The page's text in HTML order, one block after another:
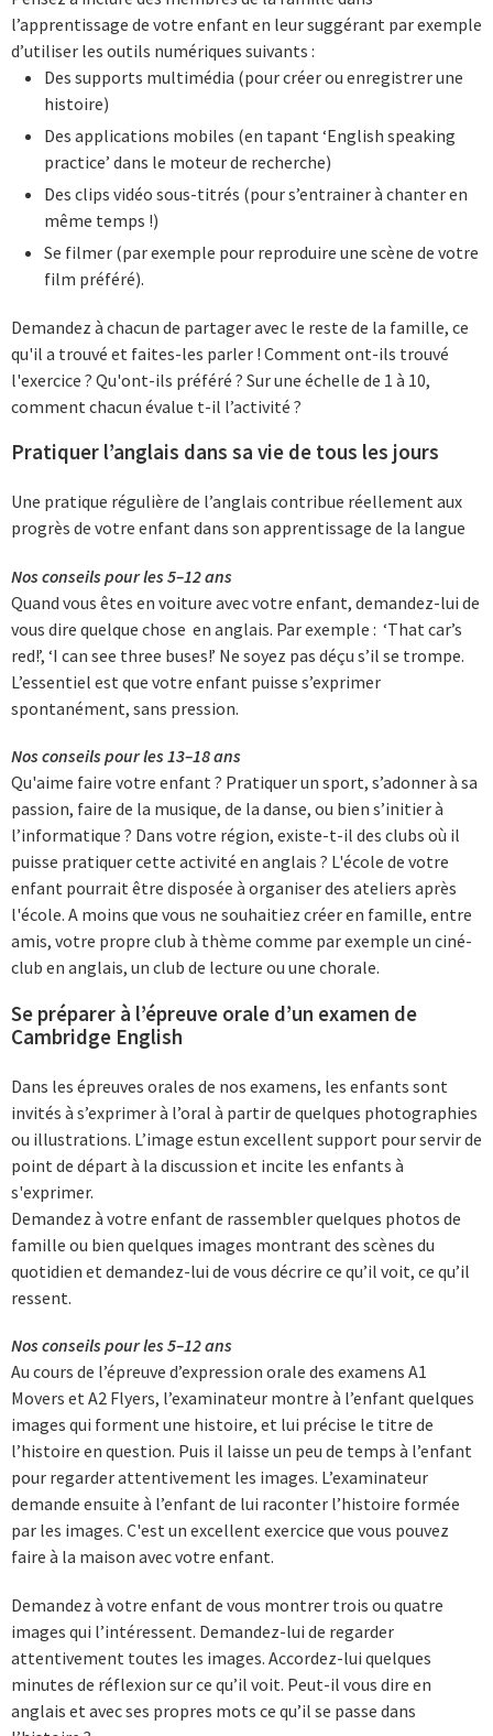
l’apprentissage de votre enfant en leur suggérant par exemple
d’utiliser les outils numériques suivants :
Des supports multimédia (pour créer ou enregistrer une
histoire)
Des applications mobiles (en tapant ‘English speaking
practice’ dans le moteur de recherche)
Des clips vidéo sous-titrés (pour s’entrainer à chanter en
même temps !)
Se filmer (par exemple pour reproduire une scène de votre
film préféré).
Demandez à chacun de partager avec le reste de la famille, ce
qu'il a trouvé et faites-les parler ! Comment ont-ils trouvé
l'exercice ? Qu'ont-ils préféré ? Sur une échelle de 1 à 10,
comment chacun évalue t-il l’activité ?
Pratiquer l’anglais dans sa vie de tous les jours
Une pratique régulière de l’anglais contribue réellement aux
progrès de votre enfant dans son apprentissage de la langue
Nos conseils pour les 5–12 ans
Quand vous êtes en voiture avec votre enfant, demandez-lui de
vous dire quelque chose en anglais. Par exemple : ‘That car’s
red!’, ‘I can see three buses!’ Ne soyez pas déçu s’il se trompe.
L’essentiel est que votre enfant puisse s’exprimer
spontanément, sans pression.
Nos conseils pour les 13–18 ans
Qu'aime faire votre enfant ? Pratiquer un sport, s’adonner à sa
passion, faire de la musique, de la danse, ou bien s’initier à
l’informatique ? Dans votre région, existe-t-il des clubs où il
puisse pratiquer cette activité en anglais ? L'école de votre
enfant pourrait être disposée à organiser des ateliers après
l'école. A moins que vous ne souhaitiez créer en famille, entre
amis, votre propre club à thème comme par exemple un ciné-
club en anglais, un club de lecture ou une chorale.
Se préparer à l’épreuve orale d’un examen de
Cambridge English
Dans les épreuves orales de nos examens, les enfants sont
invités à s’exprimer à l’oral à partir de quelques photographies
ou illustrations. L’image estun excellent support pour servir de
point de départ à la discussion et incite les enfants à
s'exprimer.
Demandez à votre enfant de rassembler quelques photos de
famille ou bien quelques images montrant des scènes du
quotidien et demandez-lui de vous décrire ce qu’il voit, ce qu’il
ressent.
Nos conseils pour les 5–12 ans
Au cours de l’épreuve d’expression orale des examens A1
Movers et A2 Flyers, l’examinateur montre à l’enfant quelques
images qui forment une histoire, et lui précise le titre de
l’histoire en question. Puis il laisse un peu de temps à l’enfant
pour regarder attentivement les images. L’examinateur
demande ensuite à l’enfant de lui raconter l’histoire formée
par les images. C'est un excellent exercice que vous pouvez
faire à la maison avec votre enfant.
Demandez à votre enfant de vous montrer trois ou quatre
images qui l’intéressent. Demandez-lui de regarder
attentivement toutes les images. Accordez-lui quelques
minutes de réflexion sur ce qu’il voit. Peut-il vous dire en
anglais et avec ses propres mots ce qu’il se passe dans